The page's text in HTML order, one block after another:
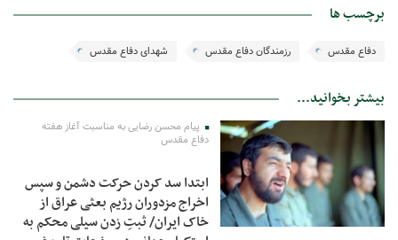
برچسب ها
دفاع مقدس رزمندگان دفاع مقدس شهدای دفاع مقدس
بیشتر بخوانید...
پیام محسن رضایی به مناسبت آغاز هفته
دفاع مقدس
ابتدا سد کردن حرکت دشمن و سپس
اخراج مزدوران رژیم بعثی عراق از
خاک ایران/ ثبتِ زدن سیلی محکم به